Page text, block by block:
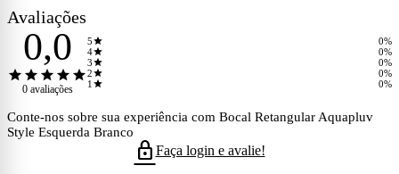
Avaliações
0,0
starstarstarstarstar
0 avaliações
5star
0%
4star
0%
3star
0%
2star
0%
1 star 0%
Conte-nos sobre sua experiência com Bocal Retangular Aquapluv
Style Esquerda Branco
lockFaça login e avalie!